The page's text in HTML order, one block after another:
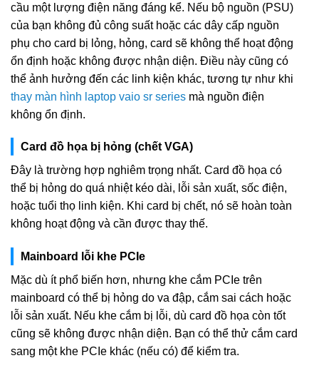
cầu một lượng điện năng đáng kể. Nếu bộ nguồn (PSU)
của bạn không đủ công suất hoặc các dây cấp nguồn
phụ cho card bị lỏng, hỏng, card sẽ không thể hoạt động
ổn định hoặc không được nhận diện. Điều này cũng có
thể ảnh hưởng đến các linh kiện khác, tương tự như khi
thay màn hình laptop vaio sr series mà nguồn điện
không ổn định.
Card đồ họa bị hỏng (chết VGA)
Đây là trường hợp nghiêm trọng nhất. Card đồ họa có
thể bị hỏng do quá nhiệt kéo dài, lỗi sản xuất, sốc điện,
hoặc tuổi thọ linh kiện. Khi card bị chết, nó sẽ hoàn toàn
không hoạt động và cần được thay thế.
Mainboard lỗi khe PCIe
Mặc dù ít phổ biến hơn, nhưng khe cắm PCIe trên
mainboard có thể bị hỏng do va đập, cắm sai cách hoặc
lỗi sản xuất. Nếu khe cắm bị lỗi, dù card đồ họa còn tốt
cũng sẽ không được nhận diện. Bạn có thể thử cắm card
sang một khe PCIe khác (nếu có) để kiểm tra.